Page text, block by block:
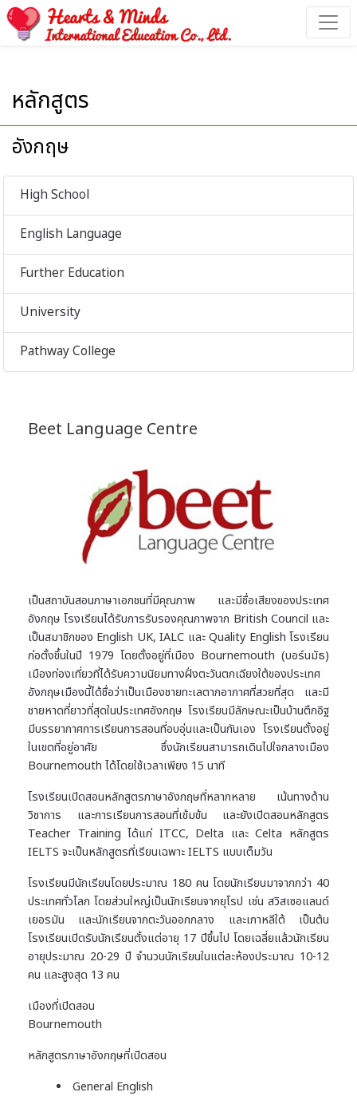
หลักสูตร
อังกฤษ
High School
English Language
Further Education
University
Pathway College
Beet Language Centre
เป็นสถาบันสอนภาษาเอกชนที่มีคุณภาพ และมีชื่อเสียงของประเทศ
อังกฤษ โรงเรียนได้รับการรับรองคุณภาพจาก British Council และ
เป็นสมาชิกของ English UK, IALC และ Quality English โรงเรียน
ก่อตั้งขึ้นในปี 1979 โดยตั้งอยู่ที่เมือง Bournemouth (บอร์นมัธ)
เมืองท่องเที่ยวที่ได้รับความนิยมทางฝั่งตะวันตกเฉียงใต้ของประเทศ
อังกฤษเมืองนี้ได้ชื่อว่าเป็นเมืองชายทะเลตากอากาศที่สวยที่สุด และมี
ชายหาดที่ยาวที่สุดในประเทศอังกฤษ โรงเรียนมีลักษณะเป็นบ้านตึกอิฐ
มีบรรยากาศการเรียนการสอนที่อบอุ่นและเป็นกันเอง โรงเรียนตั้งอยู่
ในเขตที่อยู่อาศัย ซึ่งนักเรียนสามารถเดินไปใจกลางเมือง
Bournemouth ได้โดยใช้เวลาเพียง 15 นาที
โรงเรียนเปิดสอนหลักสูตรภาษาอังกฤษที่หลากหลาย เน้นทางด้าน
วิชาการ และการเรียนการสอนที่เข้มข้น และยังเปิดสอนหลักสูตร
Teacher Training ได้แก่ ITCC, Delta และ Celta หลักสูตร
IELTS จะเป็นหลักสูตรที่เรียนเฉพาะ IELTS แบบเต็มวัน
โรงเรียนมีนักเรียนโดยประมาณ 180 คน โดยนักเรียนมาจากกว่า 40
ประเทศทั่วโลก โดยส่วนใหญ่เป็นนักเรียนจากยุโรป เช่น สวิสเซอแลนด์
เยอรมัน และนักเรียนจากตะวันออกกลาง และเกาหลีใต้ เป็นต้น
โรงเรียนเปิดรับนักเรียนตั้งแต่อายุ 17 ปีขึ้นไป โดยเฉลี่ยแล้วนักเรียน
อายุประมาณ 20-29 ปี จำนวนนักเรียนในแต่ละห้องประมาณ 10-12
คน และสูงสุด 13 คน
เมืองที่เปิดสอน
Bournemouth
หลักสูตรภาษาอังกฤษที่เปิดสอน
General English